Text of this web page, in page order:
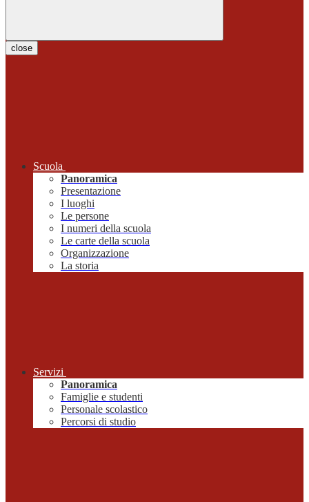
close
Scuola
Panoramica
Presentazione
I luoghi
Le persone
I numeri della scuola
Le carte della scuola
Organizzazione
La storia
Servizi
Panoramica
Famiglie e studenti
Personale scolastico
Percorsi di studio